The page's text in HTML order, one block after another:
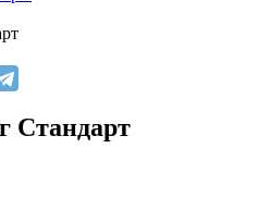
Стандарт